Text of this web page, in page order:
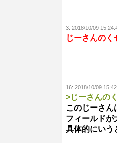
3: 2018/10/09
じーさんの
16: 2018/10/09
>じーさんの
このじーさん
フィールドが
具体的にいう